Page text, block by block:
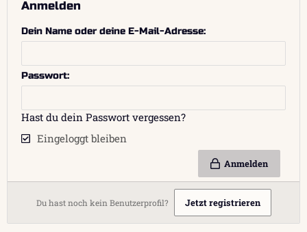
Anmelden
Dein Name oder deine E-Mail-Adresse
Passwort
Hast du dein Passwort vergessen?
Eingeloggt bleiben
Anmelden
Du hast noch kein Benutzerprofil? Jetzt registrieren